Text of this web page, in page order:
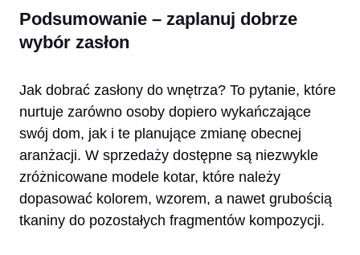
Podsumowanie – zaplanuj dobrze
wybór zasłon
Jak dobrać zasłony do wnętrza? To pytanie, które
nurtuje zarówno osoby dopiero wykańczające
swój dom, jak i te planujące zmianę obecnej
aranżacji. W sprzedaży dostępne są niezwykle
zróżnicowane modele kotar, które należy
dopasować kolorem, wzorem, a nawet grubością
tkaniny do pozostałych fragmentów kompozycji.